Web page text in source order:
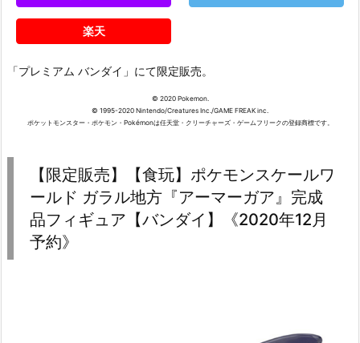
楽天
「プレミアム バンダイ」にて限定販売。
© 2020 Pokemon.
© 1995-2020 Nintendo/Creatures Inc./GAME FREAK inc.
ポケットモンスター・ポケモン・Pokémonは任天堂・クリーチャーズ・ゲームフリークの登録商標です。
【限定販売】【食玩】ポケモンスケールワ
ールド ガラル地方『アーマーガア』完成
品フィギュア【バンダイ】《2020年12月
予約》